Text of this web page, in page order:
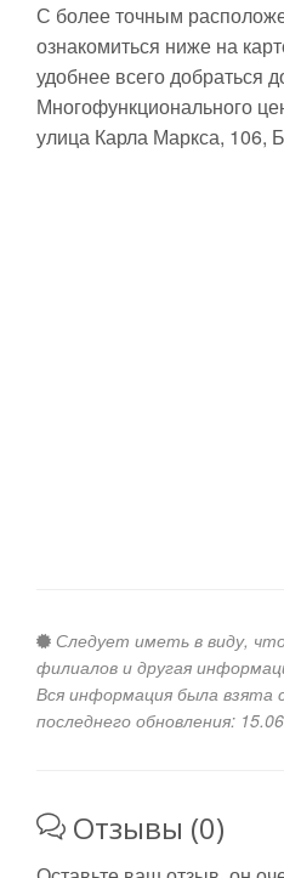
С более точным
ознакомиться ниже на
удобнее всего добраться
Многофункционального
улица Карла Маркса, 106,
Следует иметь в виду,
филиалов и другая
Вся информация была взята
последнего обновления:
Отзывы (0)